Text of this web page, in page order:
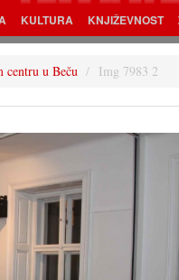
KULTURA KNJIŽEVNOST
centru u Beču Img 7983 2